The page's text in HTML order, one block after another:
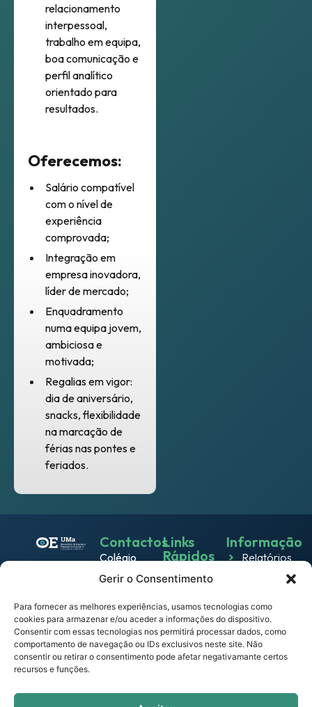
Gerir o Consentimento
Para fornecer as melhores experiências, usamos tecnologias como
cookies para armazenar e/ou aceder a informações do dispositivo.
Consentir com essas tecnologias nos permitirá processar dados, como
comportamento de navegação ou IDs exclusivos neste site. Não
consentir ou retirar o consentimento pode afetar negativamante certos
recursos e funções.
relacionamento
interpessoal,
trabalho em equipa,
boa comunicação e
perfil analítico
orientado para
resultados.
Oferecemos:
Salário compatível
com o nível de
experiência
comprovada;
Integração em
empresa inovadora,
líder de mercado;
Enquadramento
numa equipa jovem,
ambiciosa e
motivada;
Regalias em vigor:
dia de aniversário,
snacks, flexibilidade
na marcação de
férias nas pontes e
feriados.
Contactos
Colégio
dos
Rua dos
Ferreiros
9000-
082
Portugal
observatorio.emprego@mail.uma.pt
Links
Rápidos
Emprego
& Live
Eventos
Notícias
Informação
Relatórios
Política de
Política
de
Cookies
Condições